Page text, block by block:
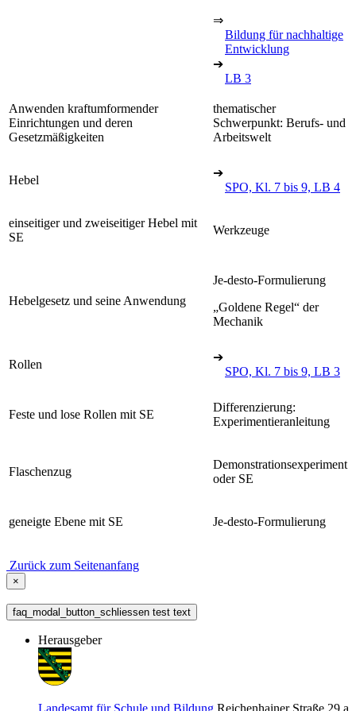
⇒
Bildung für nachhaltige
Entwicklung
➔
LB 3
Anwenden kraftumformender
Einrichtungen und deren
Gesetzmäßigkeiten
thematischer
Schwerpunkt: Berufs- und
Arbeitswelt
Hebel
➔
SPO, Kl. 7 bis 9, LB 4
einseitiger und zweiseitiger Hebel mit
SE
Werkzeuge
Hebelgesetz und seine Anwendung
Je-desto-Formulierung
„Goldene Regel“ der
Mechanik
Rollen
➔
SPO, Kl. 7 bis 9, LB 3
Feste und lose Rollen mit SE
Differenzierung:
Experimentieranleitung
Flaschenzug
Demonstrationsexperiment
oder SE
geneigte Ebene mit SE Je-desto-Formulierung
Zurück zum Seitenanfang
×
faq_modal_button_schliessen test text
Herausgeber
Landesamt für Schule und Bildung Reichenhainer Straße 29 a